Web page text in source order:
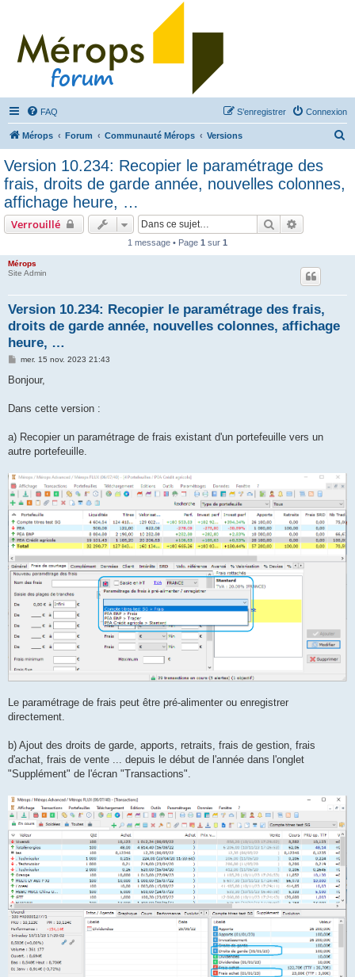
FAQ Connexion
S’enregistrer
Mérops Forum Communauté Mérops Versions
Version 10.234: Recopier le paramétrage des
frais, droits de garde année, nouvelles colonnes,
affichage heure, …
Verrouillé Rechercher
1 message • Page 1 sur 1
Mérops
Site Admin
Version 10.234: Recopier le paramétrage des frais,
droits de garde année, nouvelles colonnes, affichage
heure, …
M
s
g
mer. 15 nov. 2023 21:43
Bonjour,
Dans cette version :
a) Recopier un paramétrage de frais existant d'un portefeuille vers un
autre portefeuille.
Le paramétrage de frais peut être pré-alimenter ou enregistrer
directement.
b) Ajout des droits de garde, apports, retraits, frais de gestion, frais
d'achat, frais de vente ... depuis le début de l'année dans l'onglet
"Supplément" de l'écran "Transactions".